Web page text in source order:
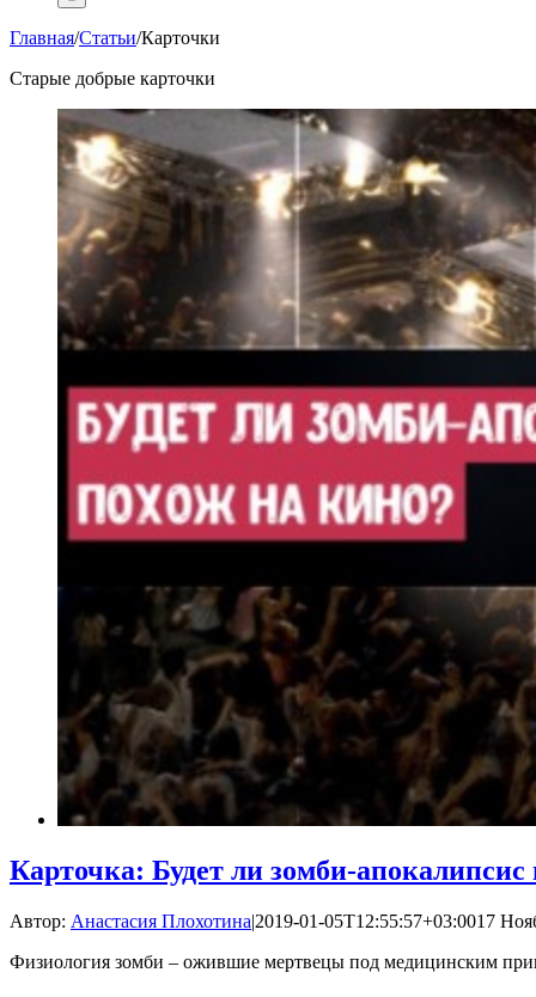
Главная/Статьи/Карточки
Старые добрые карточки
Карточка: Будет ли зомби-
Автор: Анастасия Плохотина|2019-01-05T12:55:57+03:0017
Физиология зомби – ожившие мертвецы под медицинским